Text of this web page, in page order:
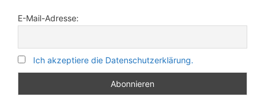
E-Mail-Adresse:
Ich akzeptiere die Datenschutzerklärung.